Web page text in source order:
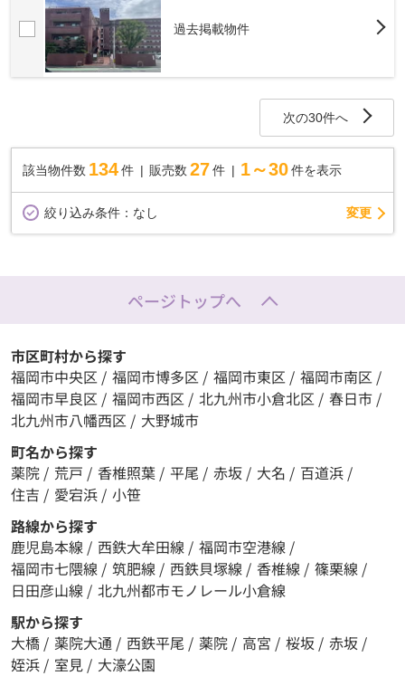
過去掲載物件
次の30件へ
該当物件数 134件 販売数 27 件 1～30 件を表示
絞り込み条件： なし 変更
ページトップへ
市区町村から探す
福岡市中央区 / 福岡市博多区 / 福岡市東区 / 福岡市南区 /
福岡市早良区 / 福岡市西区 / 北九州市小倉北区 / 春日市 /
北九州市八幡西区 / 大野城市
町名から探す
薬院 / 荒戸 / 香椎照葉 / 平尾 / 赤坂 / 大名 / 百道浜 /
住吉 / 愛宕浜 / 小笹
路線から探す
鹿児島本線 / 西鉄大牟田線 / 福岡市空港線 /
福岡市七隈線 / 筑肥線 / 西鉄貝塚線 / 香椎線 / 篠栗線 /
日田彦山線 / 北九州都市モノレール小倉線
駅から探す
大橋 / 薬院大通 / 西鉄平尾 / 薬院 / 高宮 / 桜坂 / 赤坂 /
姪浜 / 室見 / 大濠公園